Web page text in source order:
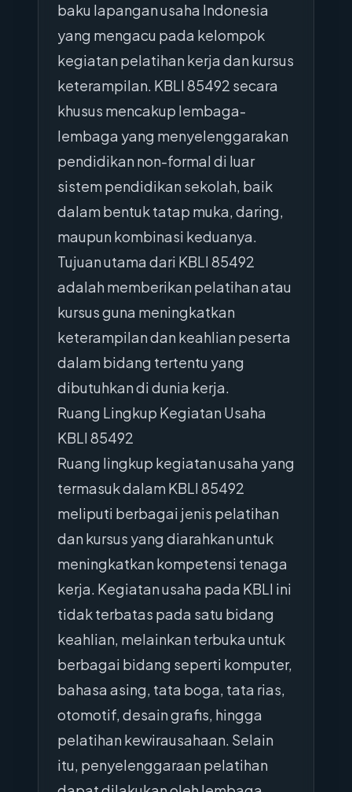
baku lapangan usaha Indonesia
yang mengacu pada kelompok
kegiatan pelatihan kerja dan kursus
keterampilan. KBLI 85492 secara
khusus mencakup lembaga-
lembaga yang menyelenggarakan
pendidikan non-formal di luar
sistem pendidikan sekolah, baik
dalam bentuk tatap muka, daring,
maupun kombinasi keduanya.
Tujuan utama dari KBLI 85492
adalah memberikan pelatihan atau
kursus guna meningkatkan
keterampilan dan keahlian peserta
dalam bidang tertentu yang
dibutuhkan di dunia kerja.
Ruang Lingkup Kegiatan Usaha
KBLI 85492
Ruang lingkup kegiatan usaha yang
termasuk dalam KBLI 85492
meliputi berbagai jenis pelatihan
dan kursus yang diarahkan untuk
meningkatkan kompetensi tenaga
kerja. Kegiatan usaha pada KBLI ini
tidak terbatas pada satu bidang
keahlian, melainkan terbuka untuk
berbagai bidang seperti komputer,
bahasa asing, tata boga, tata rias,
otomotif, desain grafis, hingga
pelatihan kewirausahaan. Selain
itu, penyelenggaraan pelatihan